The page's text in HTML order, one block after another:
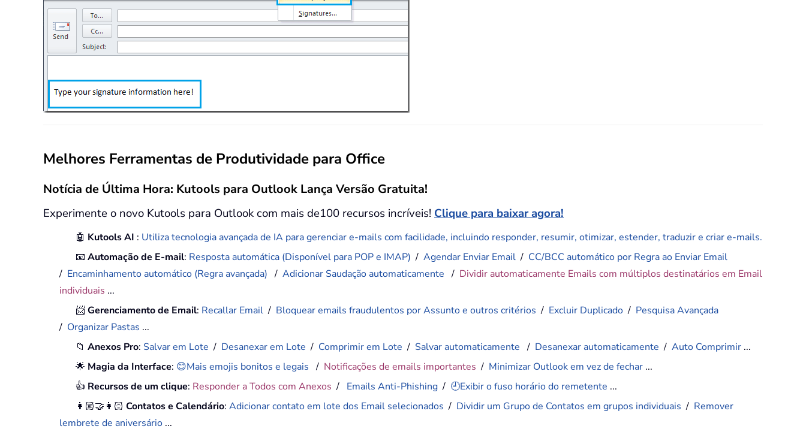
Melhores Ferramentas de Produtividade para Office
Notícia de Última Hora: Kutools para Outlook Lança Versão Gratuita!
Experimente o novo Kutools para Outlook com mais de100 recursos incríveis! Clique para baixar agora!
🤖 Kutools AI : Utiliza tecnologia avançada de IA para gerenciar e-mails com facilidade, incluindo responder, resumir, otimizar, estender, traduzir e criar e-mails.
📧Automação de E-mail: Resposta automática (Disponível para POP e IMAP) /Agendar Enviar Email / CC/BCC automático por Regra ao Enviar Email
/ Encaminhamento automático (Regra avançada) /Adicionar Saudação automaticamente / Dividir automaticamente Emails com múltiplos destinatários em Email
individuais ...
📨Gerenciamento de Email: Recallar Email / Bloquear emails fraudulentos por Assunto e outros critérios / Excluir Duplicado / Pesquisa Avançada
/ Organizar Pastas ...
📁Anexos Pro: Salvar em Lote / Desanexar em Lote / Comprimir em Lote / Salvar automaticamente / Desanexar automaticamente /Auto Comprimir ...
🌟 Magia da Interface: 😊Mais emojis bonitos e legais / Notificações de emails importantes / Minimizar Outlook em vez de fechar ...
👍 Recursos de um clique: Responder a Todos com Anexos / Emails Anti-Phishing / 🕘Exibir o fuso horário do remetente ...
👩🏼‍🤝‍👩🏻Contatos e Calendário:Adicionar contato em lote dos Email selecionados / Dividir um Grupo de Contatos em grupos individuais / Remover
lembrete de aniversário ...